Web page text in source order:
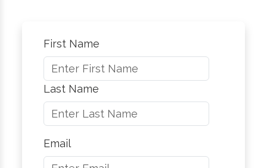
First Name
Last Name
Email